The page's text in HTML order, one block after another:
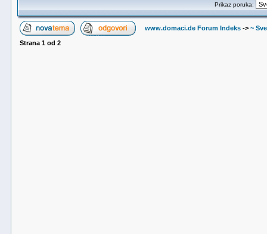
Prikaz poruka:
www.domaci.de Forum Indeks -> ~
Strana 1 od 2